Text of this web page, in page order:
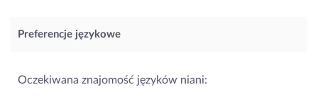
Preferencje językowe
Oczekiwana znajomość języków niani: